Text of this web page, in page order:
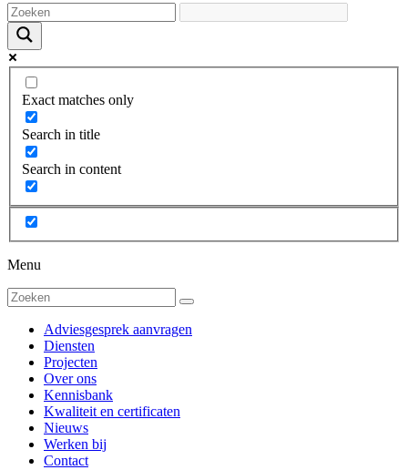
Exact matches only
Search in title
Search in content
Menu
Adviesgesprek aanvragen
Diensten
Projecten
Over ons
Kennisbank
Kwaliteit en certificaten
Nieuws
Werken bij
Contact